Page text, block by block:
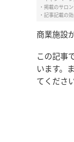
・掲載のサロ
・記事記載の
商業施設
この記事
います。
てください